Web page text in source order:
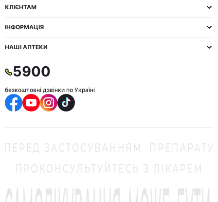
КЛІЄНТАМ
ІНФОРМАЦІЯ
НАШІ АПТЕКИ
5900
безкоштовні дзвінки по Україні